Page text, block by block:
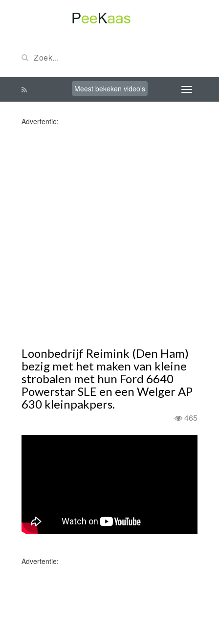
Meest bekeken video's
Advertentie:
Loonbedrijf Reimink (Den Ham)
bezig met het maken van kleine
strobalen met hun Ford 6640
Powerstar SLE en een Welger AP
630 kleinpakpers.
465
Advertentie: